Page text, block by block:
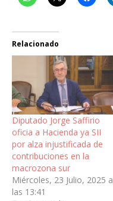
Relacionado
Diputado Jorge Saffirio
oficia a Hacienda ya SII
por alza injustificada de
contribuciones en la
macrozona sur
Miércoles, 23 Julio, 2025 a
las 13:41